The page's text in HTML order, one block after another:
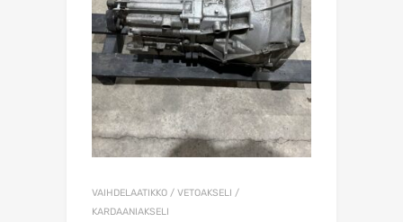
VAIHDELAATIKKO / VETOAKSELI /
KARDAANIAKSELI